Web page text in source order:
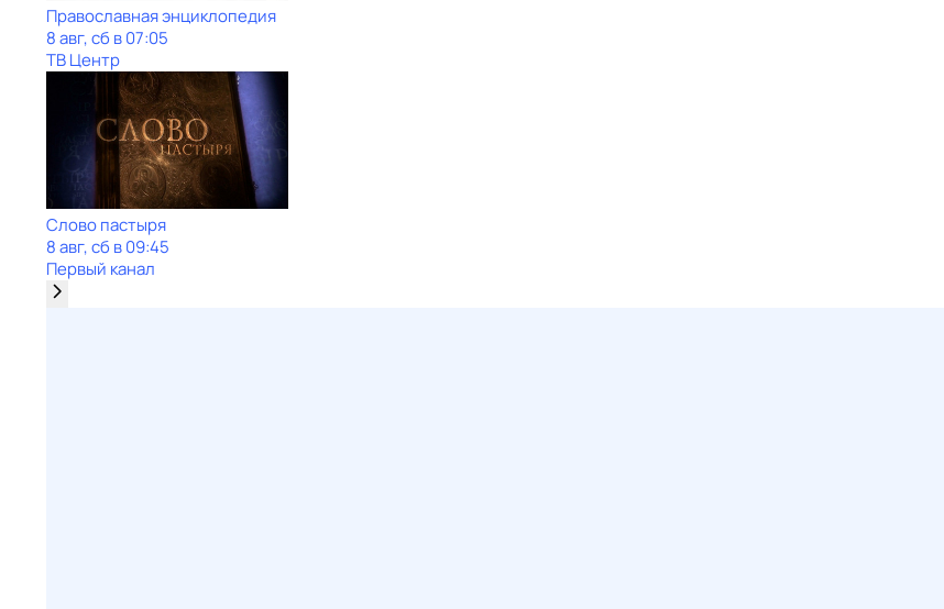
Православная энциклопедия
8 авг, сб в 07:05
ТВ Центр
Слово пастыря
8 авг, сб в 09:45
Первый канал